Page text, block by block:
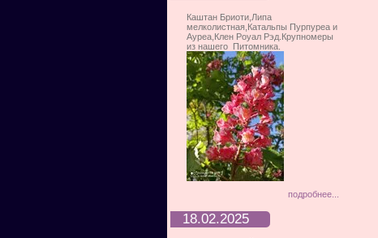
Каштан Бриоти,Липа
мелколистная,Катальпы Пурпуреа и
Ауреа,Клен Роуал Рэд.Крупномеры
из нашего Питомника.
подробнее...
18.02.2025